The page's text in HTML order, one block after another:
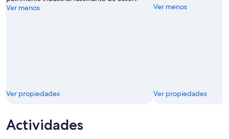
Ver menos
Ver propiedades
Ver menos
Ver propiedades
Actividades